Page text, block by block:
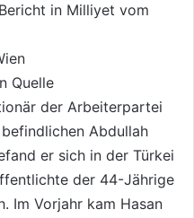
in Milliyet vom
Quelle
der Arbeiterpartei
Abdullah
er sich in der Türkei
der 44-Jährige
Im Vorjahr kam Hasan